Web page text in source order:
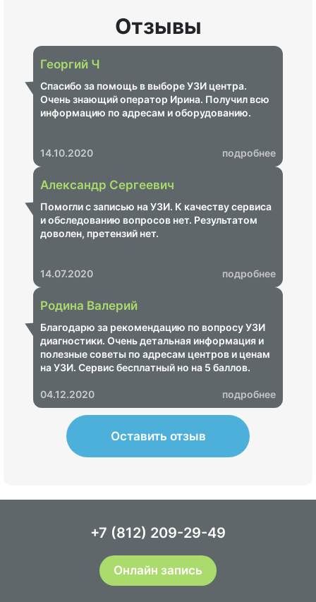
Отзывы
Георгий Ч
Спасибо за помощь в выборе УЗИ центра.
Очень знающий оператор Ирина. Получил всю
информацию по адресам и оборудованию.
14.10.2020 подробнее
Александр Сергеевич
Помогли с записью на УЗИ. К качеству сервиса
и обследованию вопросов нет. Результатом
доволен, претензий нет.
14.07.2020 подробнее
Родина Валерий
Благодарю за рекомендацию по вопросу УЗИ
диагностики. Очень детальная информация и
полезные советы по адресам центров и ценам
на УЗИ. Сервис бесплатный но на 5 баллов.
04.12.2020
подробнее
Оставить отзыв
+7 (812) 209-29-49
Онлайн запись